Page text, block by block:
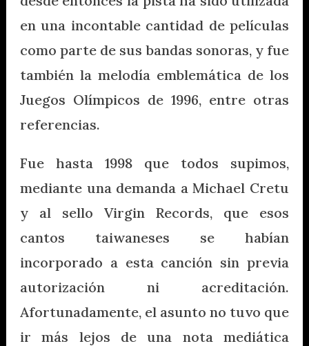
en una incontable cantidad de películas
como parte de sus bandas sonoras, y fue
también la melodía emblemática de los
Juegos Olímpicos de 1996, entre otras
referencias.
Fue hasta 1998 que todos supimos,
mediante una demanda a Michael Cretu
y al sello Virgin Records, que esos
cantos taiwaneses se habían
incorporado a esta canción sin previa
autorización ni acreditación.
Afortunadamente, el asunto no tuvo que
ir más lejos de una nota mediática